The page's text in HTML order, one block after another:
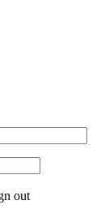
out